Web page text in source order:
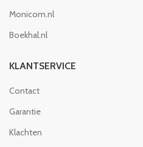
Monicom.nl
Boekhal.nl
KLANTSERVICE
Contact
Garantie
Klachten